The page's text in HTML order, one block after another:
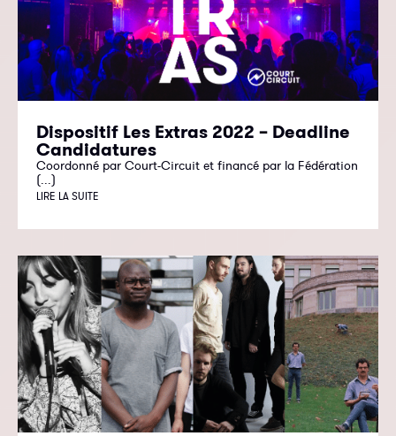
Dispositif Les Extras 2022 – Deadline
Candidatures
Coordonné par Court-Circuit et financé par la Fédération
(...)
LIRE LA SUITE